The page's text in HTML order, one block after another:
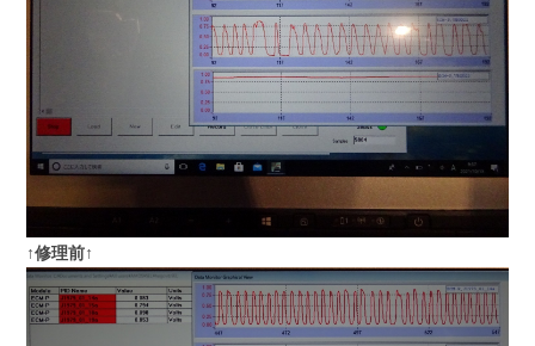
↑修理前↑